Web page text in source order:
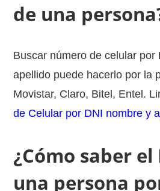
de una
Buscar número de celular por
apellido puede hacerlo por la
Movistar, Claro, Bitel, Entel.
de Celular por DNI nombre y
¿Cómo saber el
una persona